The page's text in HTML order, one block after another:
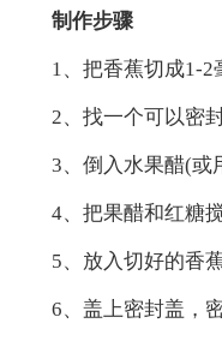
制作步骤
1、把香蕉切成1-2
2、找一个可以密封
3、倒入水果醋(或用
4、把果醋和红糖搅
5、放入切好的香蕉
6、盖上密封盖，密